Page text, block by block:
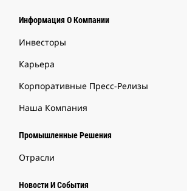
Информация О Компании
Инвесторы
Карьера
Корпоративные Пресс-Релизы
Наша Компания
Промышленные Решения
Отрасли
Новости И События